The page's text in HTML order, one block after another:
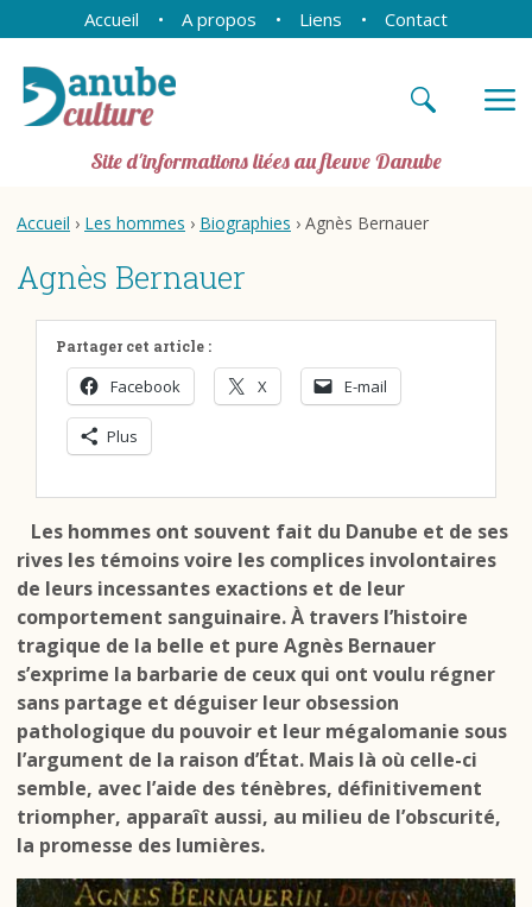
Accueil A propos Liens Contact
Site d'informations liées au fleuve Danube
Accueil › Les hommes › Biographies › Agnès Bernauer
Agnès Bernauer
Partager cet article :
Facebook X E-mail
Plus
Les hommes ont souvent fait du Danube et de ses
rives les témoins voire les complices involontaires
de leurs incessantes exactions et de leur
comportement sanguinaire. À travers l’histoire
tragique de la belle et pure Agnès Bernauer
s’exprime la barbarie de ceux qui ont voulu régner
sans partage et déguiser leur obsession
pathologique du pouvoir et leur mégalomanie sous
l’argument de la raison d’État. Mais là où celle-ci
semble, avec l’aide des ténèbres, définitivement
triompher, apparaît aussi, au milieu de l’obscurité,
la promesse des lumières.